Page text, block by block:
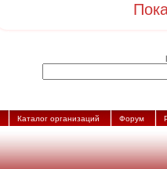
Каталог организаций Форум